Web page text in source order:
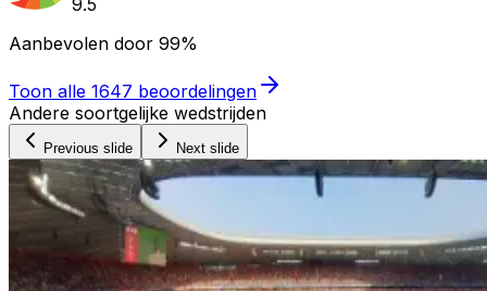
9.5
Aanbevolen door 99%
Toon alle 1647 beoordelingen
Andere soortgelijke wedstrijden
Previous slide Next slide